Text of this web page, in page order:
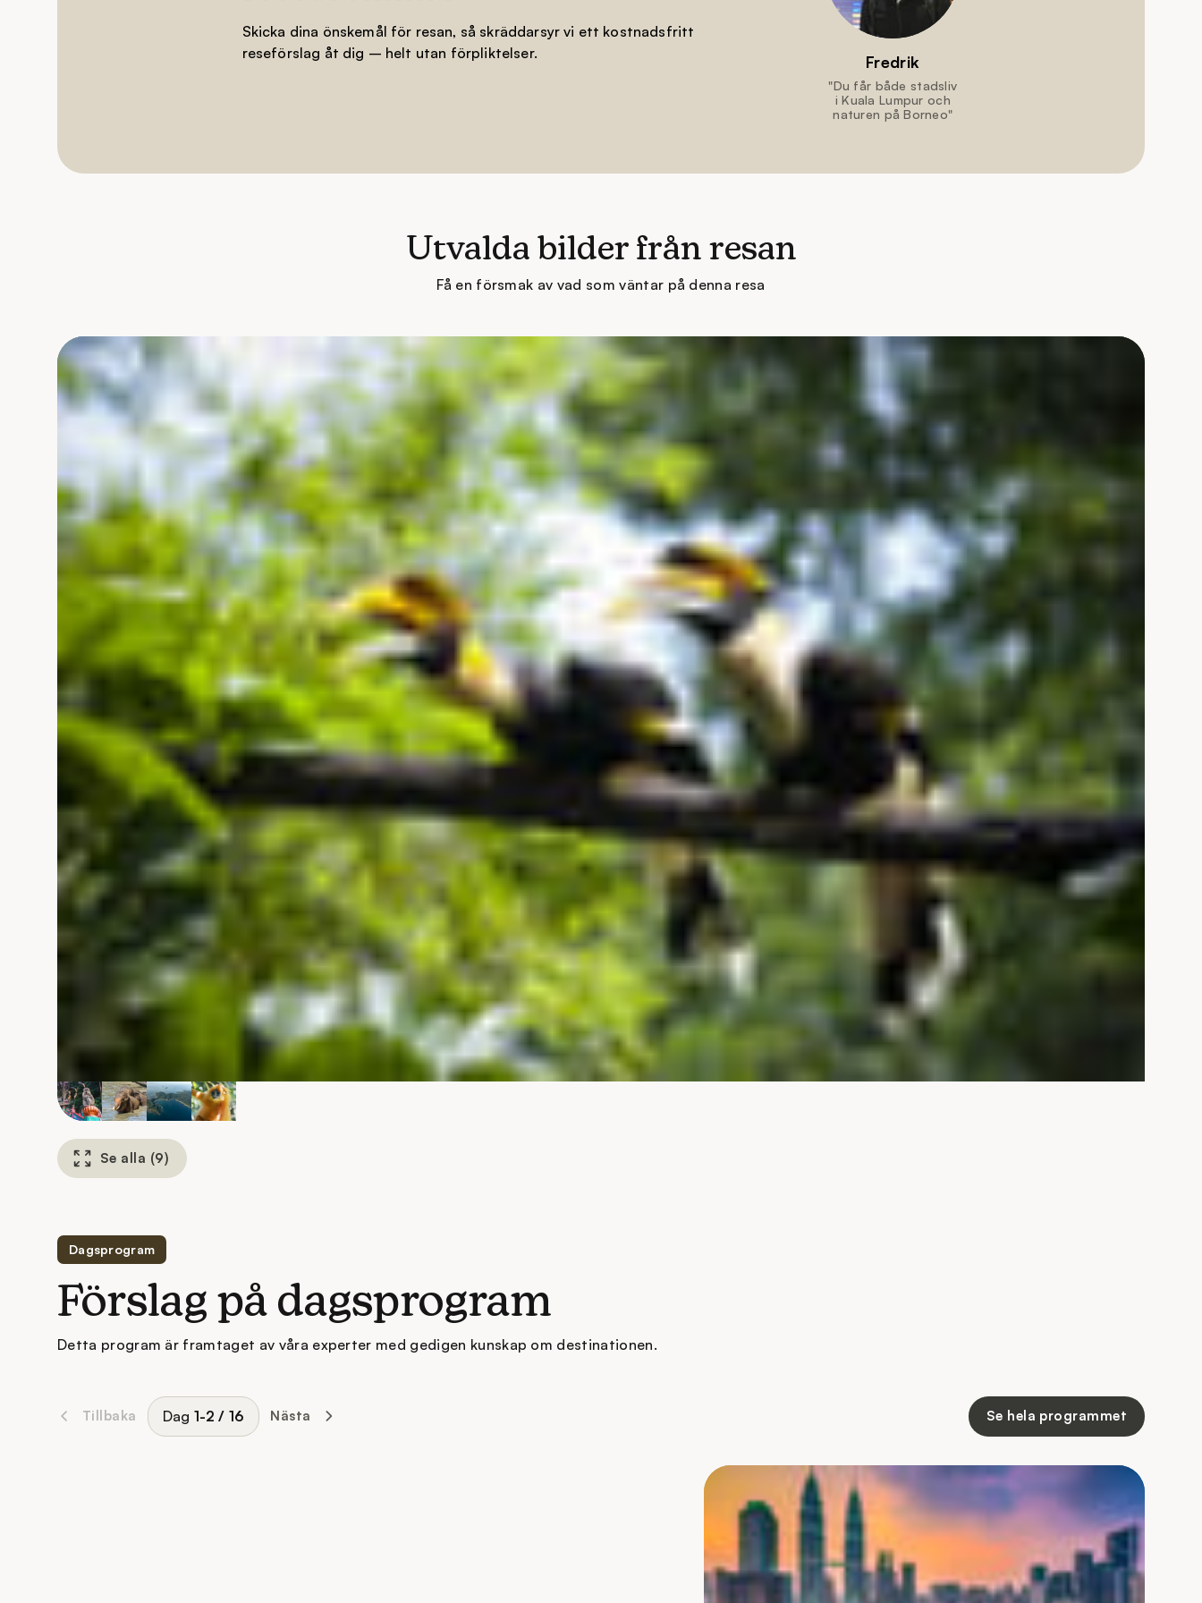
Skicka dina önskemål för resan, så skräddarsyr vi ett kostnadsfritt
reseförslag åt dig – helt utan förpliktelser.
Utvalda bilder från resan
Få en försmak av vad som väntar på denna resa
Se alla (9)
Dagsprogram
Förslag på dagsprogram
Detta program är framtaget av våra experter med gedigen kunskap om destinationen.
Tillbaka Dag 1-2 / 16 Nästa Se hela programmet